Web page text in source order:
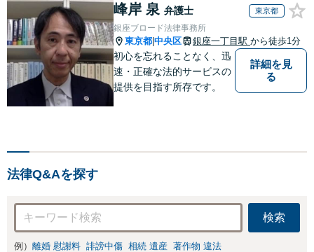
峰岸 泉 弁護士 東京都
銀座ブロード法律事務所
東京都 中央区 銀座一丁目駅 から徒歩1分
初心を忘れることなく、迅
速・正確な法的サービスの
提供を目指す所存です。
詳細を見
る
法律Q&Aを探す
検索
例） 離婚 慰謝料 誹謗中傷 相続 遺産 著作物 違法